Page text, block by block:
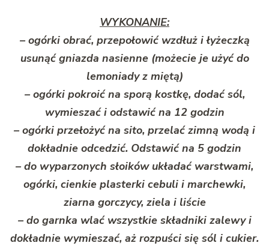
WYKONANIE:
– ogórki obrać, przepołowić wzdłuż i łyżeczką
usunąć gniazda nasienne (możecie je użyć do
lemoniady z miętą)
– ogórki pokroić na sporą kostkę, dodać sól,
wymieszać i odstawić na 12 godzin
– ogórki przełożyć na sito, przelać zimną wodą i
dokładnie odcedzić. Odstawić na 5 godzin
– do wyparzonych słoików układać warstwami,
ogórki, cienkie plasterki cebuli i marchewki,
ziarna gorczycy, ziela i liście
– do garnka wlać wszystkie składniki zalewy i
dokładnie wymieszać, aż rozpuści się sól i cukier.